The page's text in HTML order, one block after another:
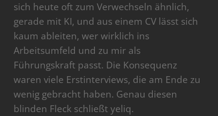
sich heute oft zum Verwechseln ähnlich,
gerade mit KI, und aus einem CV lässt sich
kaum ableiten, wer wirklich ins
Arbeitsumfeld und zu mir als
Führungskraft passt. Die Konsequenz
waren viele Erstinterviews, die am Ende zu
wenig gebracht haben. Genau diesen
blinden Fleck schließt yeliq.